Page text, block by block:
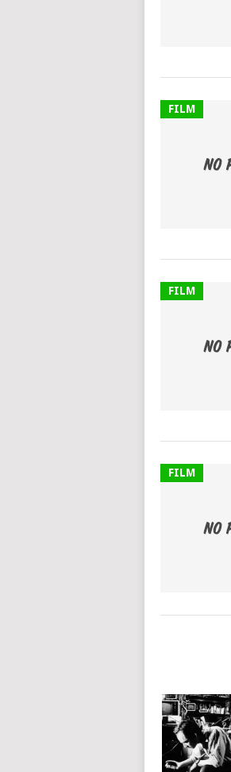
FILM
FILM
FILM